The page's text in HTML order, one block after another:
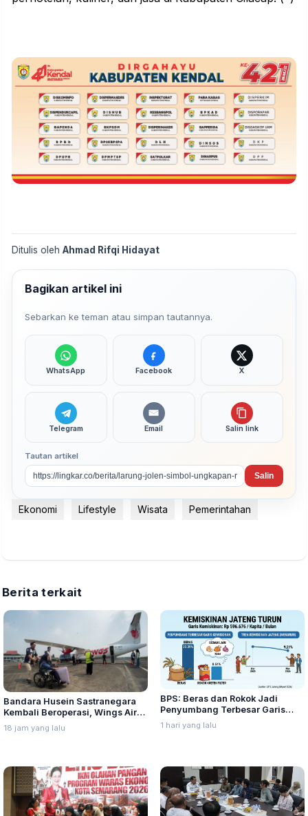
Ditulis oleh Ahmad Rifqi Hidayat
Bagikan artikel ini
Sebarkan ke teman atau simpan tautannya.
WhatsApp Facebook X
Telegram Email Salin link
Tautan artikel
Salin
Ekonomi Lifestyle Wisata Pemerintahan
Berita terkait
Bandara Husein Sastranegara
Kembali Beroperasi, Wings Air
Buka Rute Penerbangan
Bandung-Palembang
18 jam yang lalu
BPS: Beras dan Rokok Jadi
Penyumbang Terbesar Garis
Kemiskinan di Jateng
1 hari yang lalu